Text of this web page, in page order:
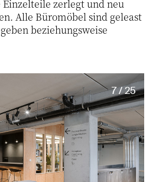
zerlegt und neu
Alle Büromöbel sind geleast
beziehungsweise
7 / 25